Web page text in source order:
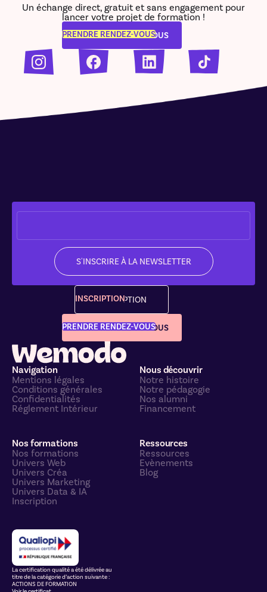
Un échange direct, gratuit et sans engagement pour
lancer votre projet de formation !
PRENDRE RENDEZ-VOUS
PRENDRE RENDEZ-VOUS
INSCRIPTION
INSCRIPTION
PRENDRE RENDEZ-VOUS
PRENDRE RENDEZ-VOUS
Navigation
Mentions légales
Conditions générales
Confidentialités
Réglement Intérieur
Nous découvrir
Notre histoire
Notre pédagogie
Nos alumni
Financement
Nos formations
Nos formations
Univers Web
Univers Créa
Univers Marketing
Univers Data & IA
Inscription
Ressources
Ressources
Evènements
Blog
La certification qualité a été délivrée au
titre de la catégorie d’action suivante :
ACTIONS DE FORMATION